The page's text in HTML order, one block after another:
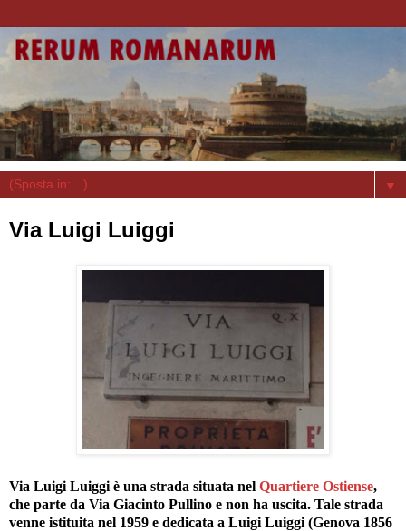
▼
Via Luigi Luiggi
Via Luigi Luiggi è una strada situata nel Quartiere Ostiense,
che parte da Via Giacinto Pullino e non ha uscita. Tale strada
venne istituita nel 1959 e dedicata a Luigi Luiggi (Genova 1856